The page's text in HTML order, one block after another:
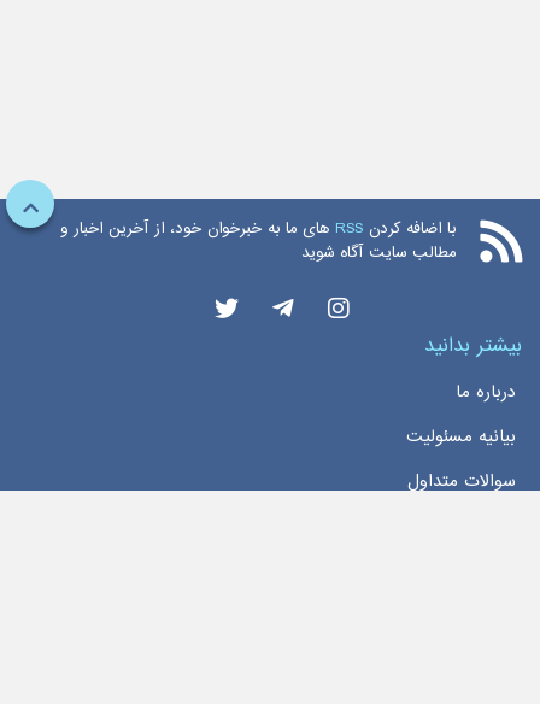
با اضافه کردن RSS های ما به خبرخوان خود، از آخرین اخبار و
مطالب سایت آگاه شوید
بیشتر بدانید
درباره ما
بیانیه مسئولیت
سوالات متداول